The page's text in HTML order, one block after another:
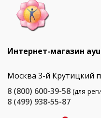
Интернет-магазин
Москва 3-й Крутицкий
8 (800) 600-39-58 (для
8 (499) 938-55-87